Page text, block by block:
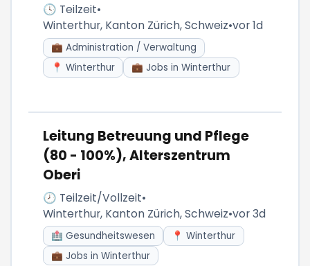
🕓 Teilzeit•
Winterthur, Kanton Zürich, Schweiz•vor 1d
💼 Administration / Verwaltung
📍 Winterthur
💼 Jobs in Winterthur
Leitung Betreuung und Pflege
(80 - 100%), Alterszentrum
Oberi
🕗 Teilzeit/Vollzeit•
Winterthur, Kanton Zürich, Schweiz•vor 3d
🏥 Gesundheitswesen
📍 Winterthur
💼 Jobs in Winterthur